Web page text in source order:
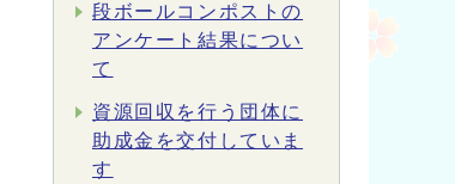
段ボールコンポストの
アンケート結果につい
て
資源回収を行う団体に
助成金を交付していま
す